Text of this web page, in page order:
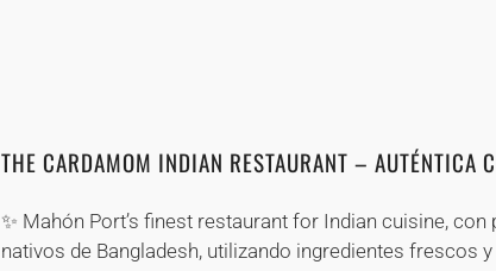
THE CARDAMOM INDIAN RESTAURANT – AUTÉNTICA
✨ Mahón Port’s finest restaurant for Indian cuisine,
nativos de Bangladesh, utilizando ingredientes frescos